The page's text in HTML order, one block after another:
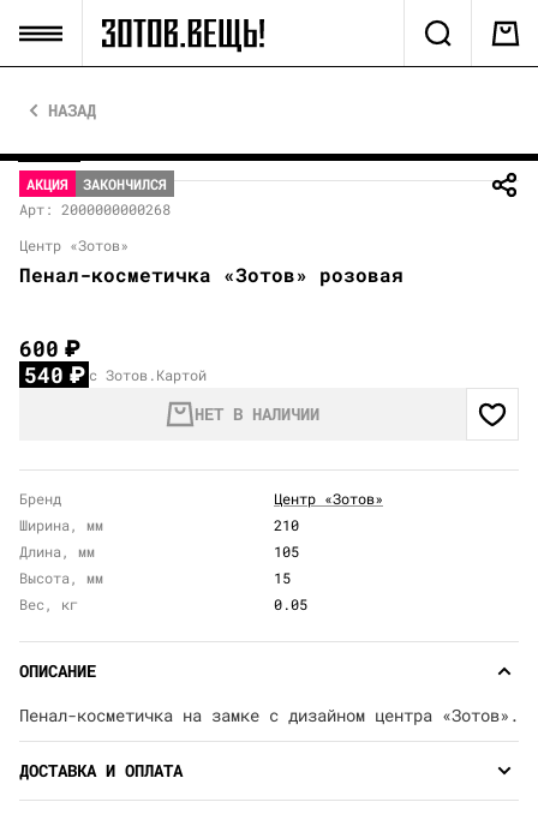
НАЗАД
АКЦИЯ
ЗАКОНЧИЛСЯ
Арт: 2000000000268
Центр «Зотов»
Пенал-косметичка «Зотов» розовая
600₽
540₽ с Зотов.Картой
НЕТ В НАЛИЧИИ
Бренд
Центр «Зотов»
Ширина, мм
210
Длина, мм
105
Высота, мм
15
Вес, кг
0.05
ОПИСАНИЕ
Пенал-косметичка на замке с дизайном центра «Зотов».
ДОСТАВКА И ОПЛАТА